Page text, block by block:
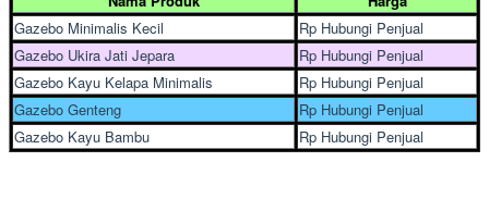
Gazebo Minimalis Kecil
Rp Hubungi Penjual
Gazebo Ukira Jati Jepara
Rp Hubungi Penjual
Gazebo Kayu Kelapa Minimalis
Rp Hubungi Penjual
Gazebo Genteng
Rp Hubungi Penjual
Gazebo Kayu Bambu
Rp Hubungi Penjual